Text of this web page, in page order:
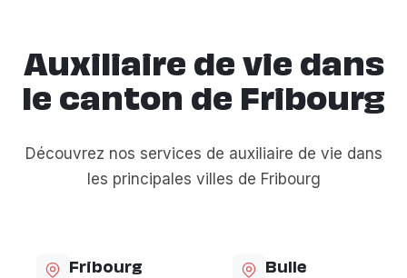
Auxiliaire de vie dans
le canton de Fribourg
Découvrez nos services de auxiliaire de vie dans
les principales villes de Fribourg
Fribourg Bulle